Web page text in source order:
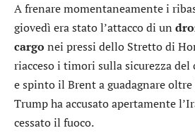
A frenare momentaneamente i
giovedì era stato l’attacco di un
cargo nei pressi dello Stretto di
riacceso i timori sulla sicurezza
e spinto il Brent a guadagnare
Trump ha accusato apertamente
cessato il fuoco.